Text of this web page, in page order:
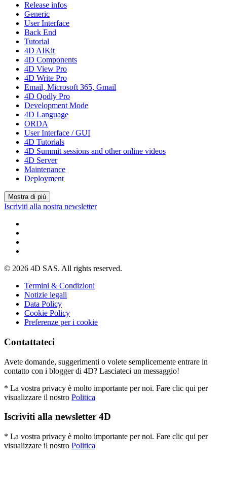
Release infos
Generic
User Interface
Back End
Tutorial
4D AIKit
4D Components
4D View Pro
4D Write Pro
Email, Microsoft 365, Gmail
4D Qodly Pro
Development Mode
4D Language
ORDA
User Interface / GUI
4D Tutorials
4D Summit sessions and other online videos
4D Server
Maintenance
Deployment
Mostra di più
Iscriviti alla nostra newsletter
© 2026 4D SAS. All rights reserved.
Termini & Condizioni
Notizie legali
Data Policy
Cookie Policy
Preferenze per i cookie
Contattateci
Avete domande, suggerimenti o volete semplicemente entrare in
contatto con i blogger di 4D? Lasciateci un messaggio!
* La vostra privacy è molto importante per noi. Fare clic qui per
visualizzare il nostro Politica
Iscriviti alla newsletter 4D
* La vostra privacy è molto importante per noi. Fare clic qui per
visualizzare il nostro Politica